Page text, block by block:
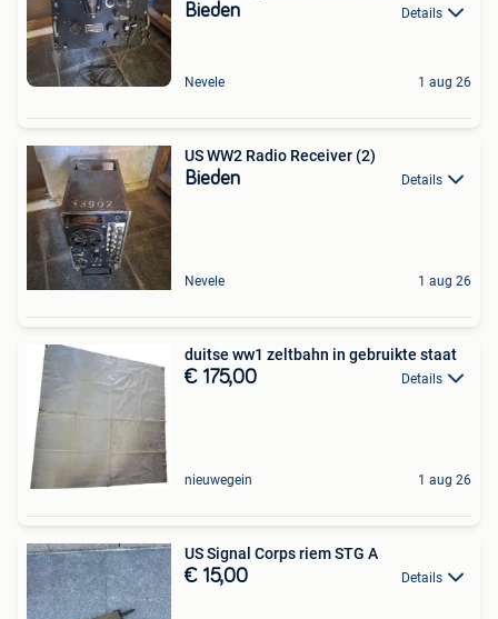
Bieden Details
Nevele 1 aug 26
US WW2 Radio Receiver (2)
Bieden Details
Nevele 1 aug 26
duitse ww1 zeltbahn in gebruikte staat
€ 175,00 Details
nieuwegein 1 aug 26
US Signal Corps riem STG A
€ 15,00 Details